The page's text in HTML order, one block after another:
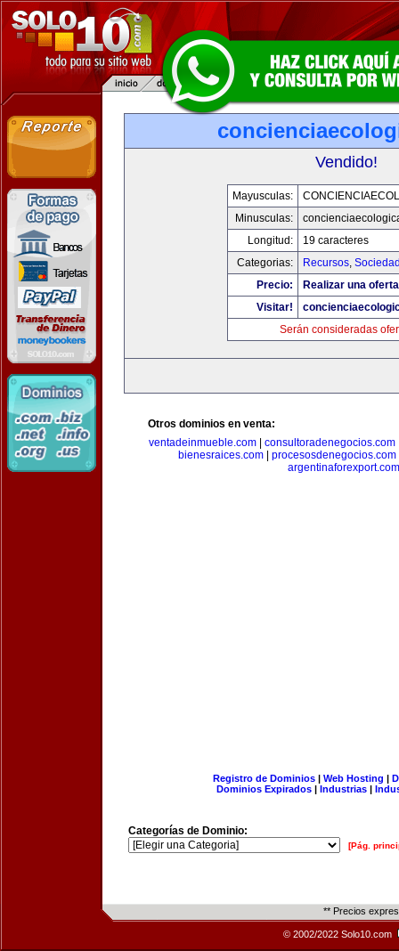
Vendido!
Mayusculas:
Minusculas:
Longitud:
19 caracteres
Categorias:
Recursos,
Precio:
Realizar una
Visitar!
Serán consideradas
Otros dominios en venta:
ventadeinmueble.com| consultoradenegocios.com
bienesraices.com
procesosdenegocios.com
argentinaforexport.com
Registro de Dominios| Web Hosting |
Dominios Expirados | Industrias |
Categorías de Dominio:
[Pág.
** Precios
© 2002/2022 Solo10.com